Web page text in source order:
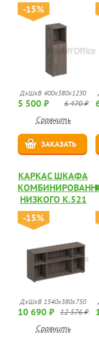
-15%
ДхШхВ 400x380x1230
5 500 ₽ 6 470 ₽
Сравнить
ЗАКАЗАТЬ
КАРКАС ШКАФА
НИЗКОГО К.521
-15%
ДхШхВ 1540x380x750
10 690 ₽ 12 576 ₽
Сравнить